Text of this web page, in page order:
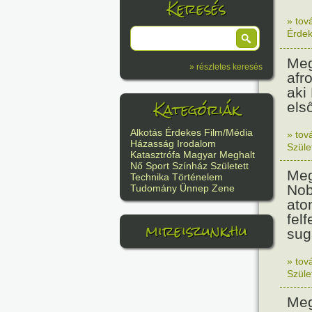
Keresés
» részletes keresés
Kategóriák
Alkotás Érdekes Film/Média
Házasság Irodalom
Katasztrófa Magyar Meghalt
Nő Sport Színház Született
Technika Történelem
Tudomány Ünnep Zene
mireiszunk.hu
»
aki
»
»